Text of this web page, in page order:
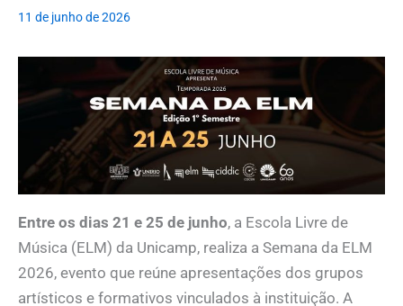
11 de junho de 2026
Entre os dias 21 e 25 de junho, a Escola Livre de
Música (ELM) da Unicamp, realiza a Semana da ELM
2026, evento que reúne apresentações dos grupos
artísticos e formativos vinculados à instituição. A